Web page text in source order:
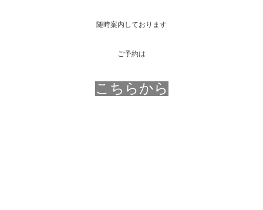
随時案内しております
ご予約は
こちらから